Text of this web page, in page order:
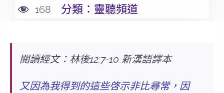
168 分類： 靈聽頻道
閱讀經文：林後12:7-10 新漢語譯本
又因為我得到的這些啓示非比尋常，因